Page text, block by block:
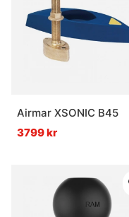
Airmar XSONIC B45
3799 kr